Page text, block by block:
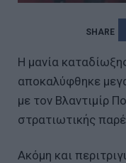
Η μανία
αποκαλύφθηκε
με τον Βλαντιμίρ
στρατιωτικής
Ακόμη και